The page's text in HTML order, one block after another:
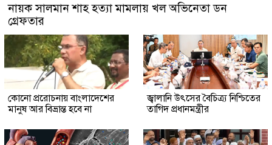
নায়ক সালমান শাহ হত্যা মামলায় খল অভিনেতা ডন
গ্রেফতার
কোনো প্ররোচনায় বাংলাদেশের
মানুষ আর বিভ্রান্ত হবে না
জ্বালানি উৎসের বৈচিত্র্য নিশ্চিতের
তাগিদ প্রধানমন্ত্রীর